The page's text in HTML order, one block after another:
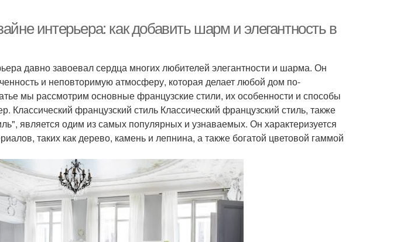
интерьера: как добавить шарм и элегантность в
давно завоевал сердца многих любителей элегантности и шарма. Он
и неповторимую атмосферу, которая делает любой дом по-
мы рассмотрим основные французские стили, их особенности и способы
Классический французский стиль Классический французский стиль, также
является одим из самых популярных и узнаваемых. Он характеризуется
таких как дерево, камень и лепнина, а также богатой цветовой гаммой